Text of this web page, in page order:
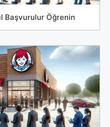
Başvurulur Öğrenin